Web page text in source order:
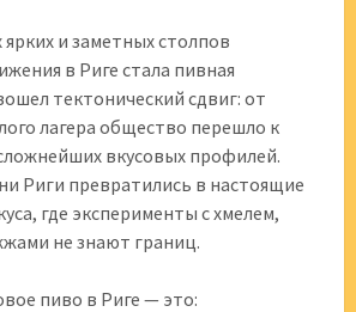
и заметных столпов
в Риге стала пивная
тектонический сдвиг: от
лагера общество перешло к
вкусовых профилей.
Риги превратились в настоящие
где эксперименты с хмелем,
не знают границ.
пиво в Риге — это: